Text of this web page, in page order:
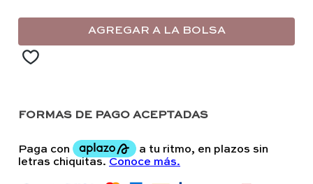
AGREGAR A LA BOLSA
FORMAS DE PAGO ACEPTADAS